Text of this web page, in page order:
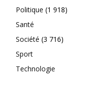
Politique (1 918)
Santé
Société (3 716)
Sport
Technologie